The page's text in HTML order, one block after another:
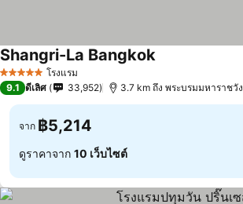
5 ดาว โรงแรม
Shangri-La Bangkok
9.1 ดีเลิศ 33,952 3.7 km ถึง พระบรมมหาราชวัง
จาก ฿5,214
ดูราคาจาก 10 เว็บไซต์